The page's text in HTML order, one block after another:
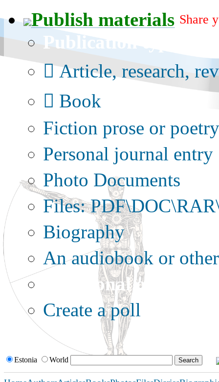
Publish materials Share
Publication type?
Article, research,
Book
Fiction prose or poetry
Personal journal entry
Photo Documents
Files:
Biography
An audiobook or
Additional options:
Create a poll
Estonia World